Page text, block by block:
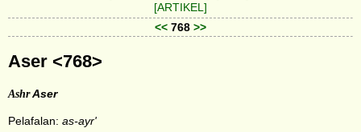
[ARTIKEL]
<< 768 >>
Aser <768>
AshrAser
Pelafalan: as-ayr'